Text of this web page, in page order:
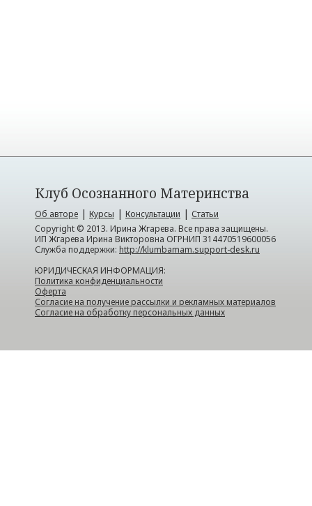
Клуб Осознанного Материнства
Об авторе | Курсы | Консультации | Статьи
Copyright © 2013. Ирина Жгарева. Все права защищены.
ИП Жгарева Ирина Викторовна ОГРНИП 314470519600056
Служба поддержки: http://klumbamam.support-desk.ru
ЮРИДИЧЕСКАЯ ИНФОРМАЦИЯ:
Политика конфиденциальности
Оферта
Согласие на получение рассылки и рекламных материалов
Согласие на обработку персональных данных